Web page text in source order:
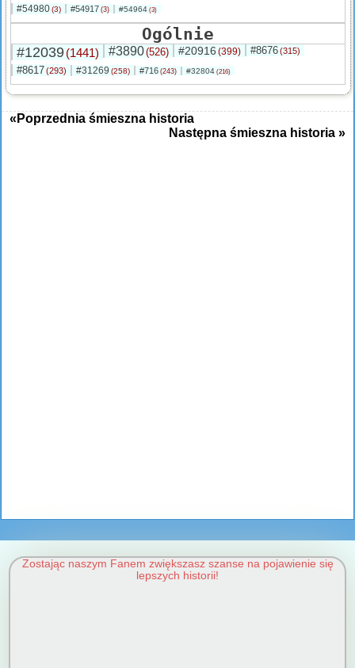
#54980(3) #54917 (3) #54964 (3)
Ogólnie
#12039(1441) #3890(526) #20916 (399) #8676(315)
#8617(293) #31269 (258) #716 (243) #32804 (216)
«Poprzednia śmieszna historia
Następna śmieszna historia »
Zostając naszym Fanem zwiększasz szanse na pojawienie się
lepszych historii!